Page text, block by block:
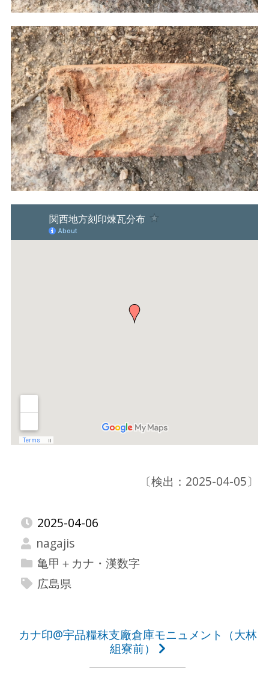
〔検出：2025-04-05〕
2025-04-06
nagajis
亀甲＋カナ・漢数字
広島県
投
カナ印@宇品糧秣支廠倉庫モニュメント（大林
組寮前）